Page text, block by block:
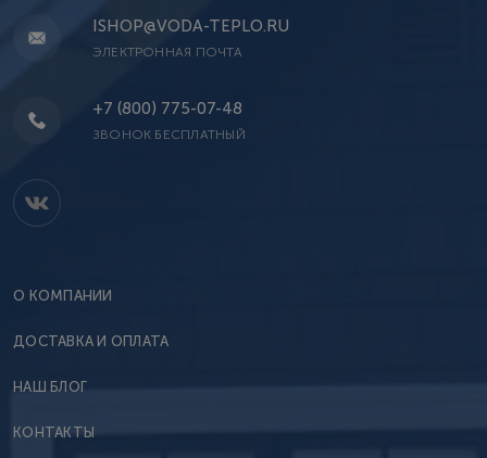
ISHOP@VODA-TEPLO.RU
ЭЛЕКТРОННАЯ ПОЧТА
+7 (800) 775-07-48
ЗВОНОК БЕСПЛАТНЫЙ
О КОМПАНИИ
ДОСТАВКА И ОПЛАТА
НАШ БЛОГ
КОНТАКТЫ